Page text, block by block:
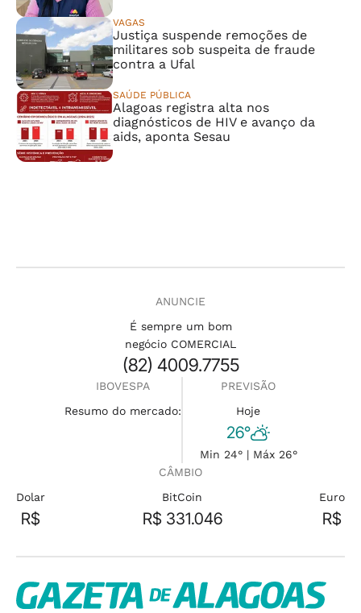
VAGAS
Justiça suspende remoções de
militares sob suspeita de fraude
contra a Ufal
SAÚDE PÚBLICA
Alagoas registra alta nos
diagnósticos de HIV e avanço da
aids, aponta Sesau
ANUNCIE
É sempre um bom
negócio COMERCIAL
(82) 4009.7755
IBOVESPA
Resumo do mercado:
PREVISÃO
Hoje
26°
Min 24° | Máx 26°
CÂMBIO
Dolar
R$
BitCoin
R$ 331.046
Euro
R$